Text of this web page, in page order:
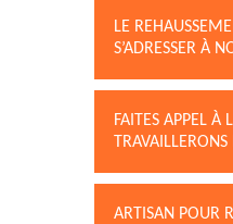
LE
S’ADRESSER À
FAITES APPEL
ARTISAN POUR